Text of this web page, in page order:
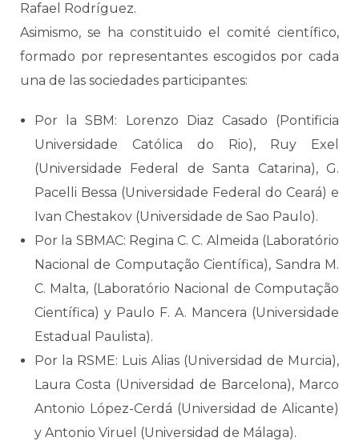
Rafael Rodríguez.
Asimismo, se ha constituido el comité científico,
formado por representantes escogidos por cada
una de las sociedades participantes:
Por la SBM: Lorenzo Diaz Casado (Pontificia
Universidade Católica do Rio), Ruy Exel
(Universidade Federal de Santa Catarina), G.
Pacelli Bessa (Universidade Federal do Ceará) e
Ivan Chestakov (Universidade de Sao Paulo).
Por la SBMAC: Regina C. C. Almeida (Laboratório
Nacional de Computação Científica), Sandra M.
C. Malta, (Laboratório Nacional de Computação
Científica) y Paulo F. A. Mancera (Universidade
Estadual Paulista).
Por la RSME: Luis Alias (Universidad de Murcia),
Laura Costa (Universidad de Barcelona), Marco
Antonio López-Cerdá (Universidad de Alicante)
y Antonio Viruel (Universidad de Málaga).